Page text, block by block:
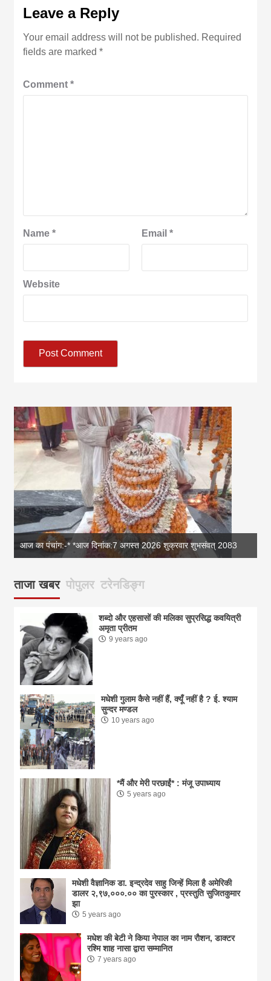
Leave a Reply
Your email address will not be published. Required
fields are marked*
Comment*
Name* Email *
Website
आज का पंचांग:-* *आज दिनांक:7 अगस्त 2026 शुक्रवार शुभसंवत् 2083
ताजा खबर पोपुलर टरेनडिङ्ग
शब्दो और एहसासों की मलिका सुप्रसिद्ध कवयित्री
अमृता प्रीतम
9 years ago
मधेशी गुलाम कैसे नहीं हैं, क्यूँ नहीं है ? ई. श्याम
सुन्दर मण्डल
10 years ago
*मैं और मेरी परछाईं* : मंजू उपाध्याय
5 years ago
मधेशी वैज्ञानिक डा. इन्द्रदेव साहु जिन्हें मिला है अमेरिकी
डालर २,९७,०००.०० का पुरस्कार , प्रस्तुति सुजितकुमार
झा
5 years ago
मधेश की बेटी ने किया नेपाल का नाम राैशन, डाक्टर
रश्मि शाह नासा द्वारा सम्मानित
7 years ago